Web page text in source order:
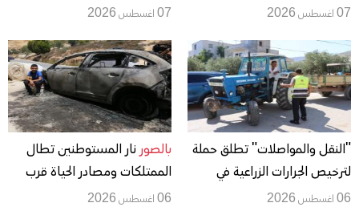
07 اغسطس 2026
عدوان قلنديا.. وهدم وتجريف
07 اغسطس 2026
"النقل والمواصلات" تطلق حملة
لترخيص الجرارات الزراعية في
نابلس
06 اغسطس 2026
بالصور نار المستوطنين تطال
الممتلكات ومصادر الحياة قرب
نابلس
06 اغسطس 2026